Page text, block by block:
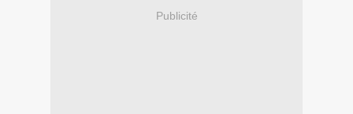
Publicité